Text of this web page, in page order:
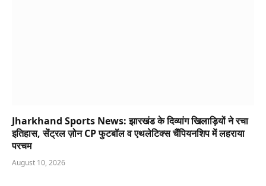
Jharkhand Sports News: झारखंड के दिव्यांग खिलाड़ियों ने रचा
इतिहास, सेंट्रल ज़ोन CP फुटबॉल व एथलेटिक्स चैंपियनशिप में लहराया
परचम
August 10, 2026